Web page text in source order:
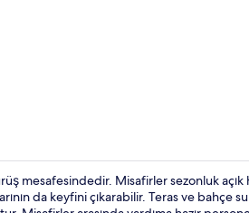
mesafesindedir. Misafirler sezonluk açık
da keyfini çıkarabilir. Teras ve bahçe